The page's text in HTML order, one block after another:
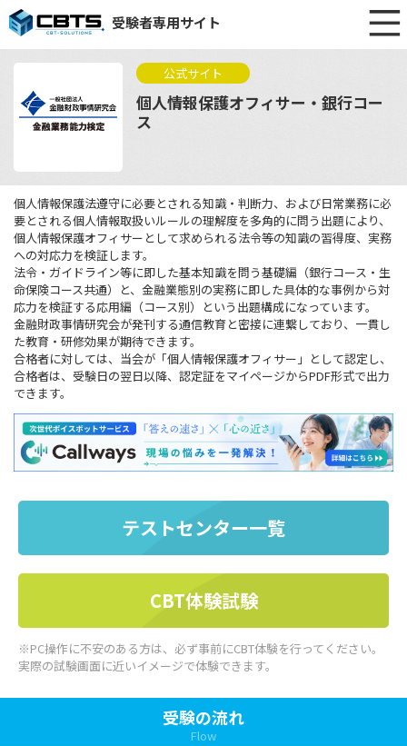
受験者専用サイト
公式サイト
個人情報保護オフィサー・銀行コー
ス
個人情報保護法遵守に必要とされる知識・判断力、および日常業務に必
要とされる個人情報取扱いルールの理解度を多角的に問う出題により、
個人情報保護オフィサーとして求められる法令等の知識の習得度、実務
への対応力を検証します。
法令・ガイドライン等に即した基本知識を問う基礎編（銀行コース・生
命保険コース共通）と、金融業態別の実務に即した具体的な事例から対
応力を検証する応用編（コース別）という出題構成になっています。
金融財政事情研究会が発刊する通信教育と密接に連繋しており、一貫し
た教育・研修効果が期待できます。
合格者に対しては、当会が「個人情報保護オフィサー」として認定し、
合格者は、受験日の翌日以降、認定証をマイページからPDF形式で出力
できます。
テストセンター一覧
CBT体験試験
※PC操作に不安のある方は、必ず事前にCBT体験を行ってください。
実際の試験画面に近いイメージで体験できます。
受験の流れ
Flow